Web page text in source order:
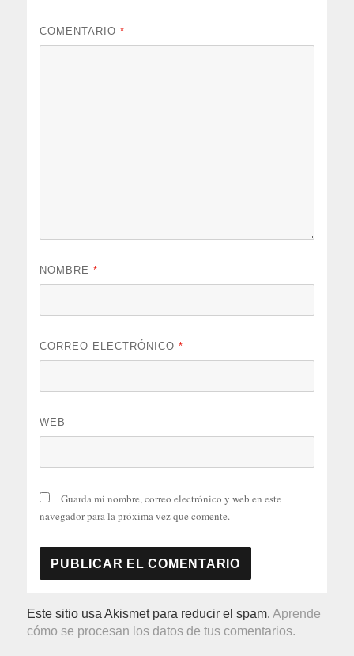
COMENTARIO*
NOMBRE*
CORREO ELECTRÓNICO*
WEB
Guarda mi nombre, correo electrónico y web en este
navegador para la próxima vez que comente.
Este sitio usa Akismet para reducir el spam.Aprende
cómo se procesan los datos de tus comentarios.